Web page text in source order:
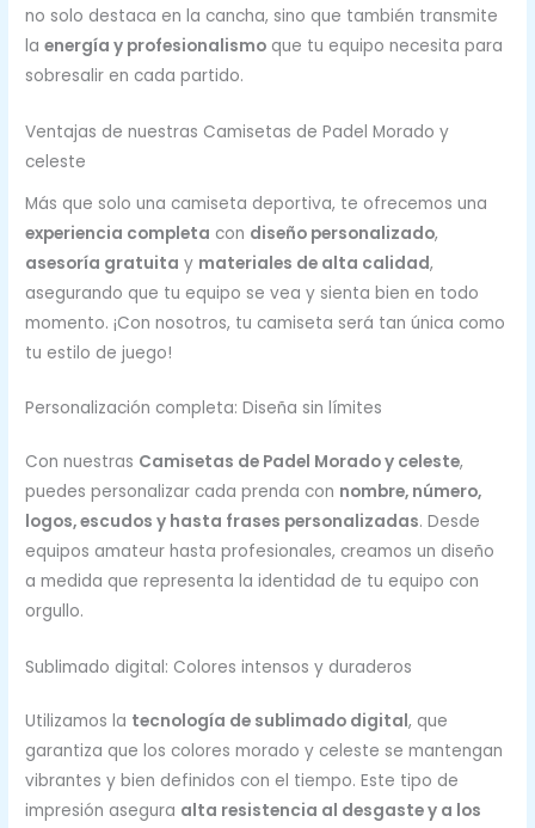
no solo destaca en la cancha, sino que también transmite
laenergía y profesionalismo que tu equipo necesita para
sobresalir en cada partido.
Ventajas de nuestras Camisetas de Padel Morado y
celeste
Más que solo una camiseta deportiva, te ofrecemos una
experiencia completa con diseño personalizado,
asesoría gratuita y materiales de alta calidad,
asegurando que tu equipo se vea y sienta bien en todo
momento. ¡Con nosotros, tu camiseta será tan única como
tu estilo de juego!
Personalización completa: Diseña sin límites
Con nuestras Camisetas de Padel Morado y celeste,
puedes personalizar cada prenda con nombre, número,
logos, escudos y hasta frases personalizadas. Desde
equipos amateur hasta profesionales, creamos un diseño
a medida que representa la identidad de tu equipo con
orgullo.
Sublimado digital: Colores intensos y duraderos
Utilizamos la tecnología de sublimado digital, que
garantiza que los colores morado y celeste se mantengan
vibrantes y bien definidos con el tiempo. Este tipo de
impresión asegura alta resistencia al desgaste y a los